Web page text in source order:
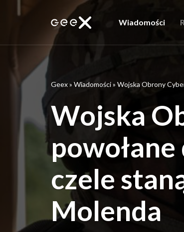
Wiadomości
Geex» Wiadomości» Wojska Obrony
Wojska
czele
Molenda